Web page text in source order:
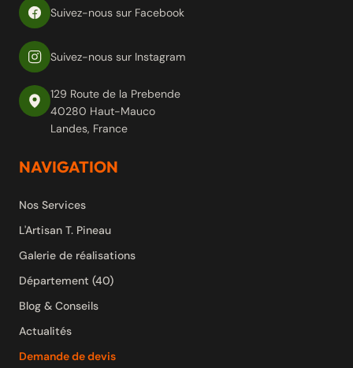
Suivez-nous sur Facebook
Suivez-nous sur Instagram
129 Route de la Prebende
40280 Haut-Mauco
Landes, France
NAVIGATION
Nos Services
L'Artisan T. Pineau
Galerie de réalisations
Département (40)
Blog & Conseils
Actualités
Demande de devis